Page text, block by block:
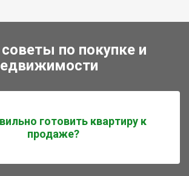
по покупке и
готовить квартиру к
продаже?